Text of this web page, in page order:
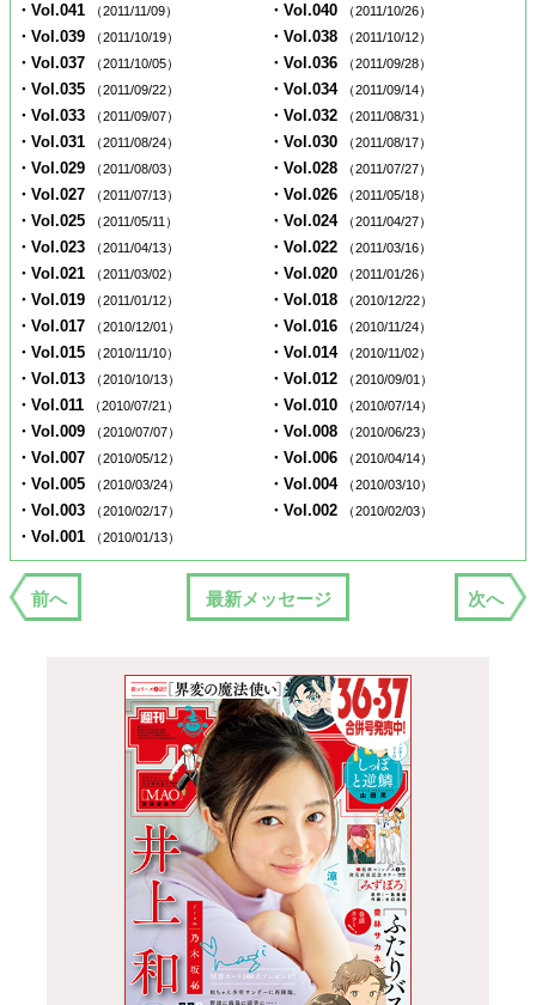
・Vol.041 （2011/11/09） ・Vol.040 （2011/10/26）
・Vol.039 （2011/10/19） ・Vol.038 （2011/10/12）
・Vol.037 （2011/10/05） ・Vol.036 （2011/09/28）
・Vol.035 （2011/09/22） ・Vol.034 （2011/09/14）
・Vol.033 （2011/09/07） ・Vol.032 （2011/08/31）
・Vol.031 （2011/08/24） ・Vol.030 （2011/08/17）
・Vol.029 （2011/08/03） ・Vol.028 （2011/07/27）
・Vol.027 （2011/07/13） ・Vol.026 （2011/05/18）
・Vol.025 （2011/05/11） ・Vol.024 （2011/04/27）
・Vol.023 （2011/04/13） ・Vol.022 （2011/03/16）
・Vol.021 （2011/03/02） ・Vol.020 （2011/01/26）
・Vol.019 （2011/01/12） ・Vol.018 （2010/12/22）
・Vol.017 （2010/12/01） ・Vol.016 （2010/11/24）
・Vol.015 （2010/11/10） ・Vol.014 （2010/11/02）
・Vol.013 （2010/10/13） ・Vol.012 （2010/09/01）
・Vol.011 （2010/07/21） ・Vol.010 （2010/07/14）
・Vol.009 （2010/07/07） ・Vol.008 （2010/06/23）
・Vol.007 （2010/05/12） ・Vol.006 （2010/04/14）
・Vol.005 （2010/03/24） ・Vol.004 （2010/03/10）
・Vol.003 （2010/02/17） ・Vol.002 （2010/02/03）
・Vol.001 （2010/01/13）
前へ 最新メッセージ 次へ